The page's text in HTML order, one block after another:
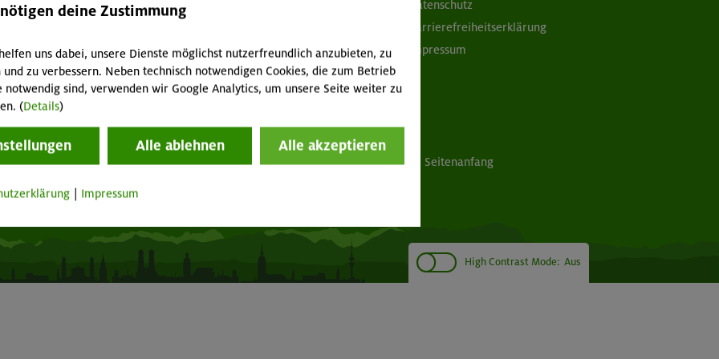
geben!
Mitgliedschaft kündigen
Vertrag widerrufen
Datenschutz
Barrierefreiheitserklärung
Impressum
Seite drucken Seitenanfang
High Contrast Mode: Aus
deine Zustimmung
uns dabei, unsere Dienste möglichst nutzerfreundlich anzubieten, zu
und zu verbessern. Neben technisch notwendigen Cookies, die zum Betrieb
notwendig sind, verwenden wir Google Analytics, um unsere Seite weiter zu
(Details)
Alle ablehnen Alle akzeptieren
Impressum